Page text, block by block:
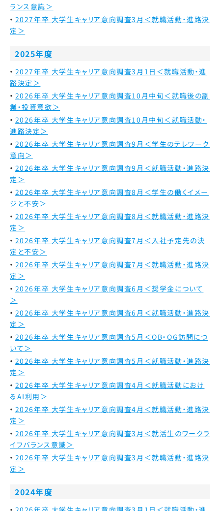
ランス意識＞
2027年卒 大学生キャリア意向調査3月＜就職活動・進路決
定＞
2025年度
2027年卒 大学生キャリア意向調査3月1日＜就職活動・進
路決定＞
2026年卒 大学生キャリア意向調査10月中旬＜就職後の副
業・投資意欲＞
2026年卒 大学生キャリア意向調査10月中旬＜就職活動・
進路決定＞
2026年卒 大学生キャリア意向調査9月＜学生のテレワーク
意向＞
2026年卒 大学生キャリア意向調査9月＜就職活動・進路決
定＞
2026年卒 大学生キャリア意向調査8月＜学生の働くイメー
ジと不安＞
2026年卒 大学生キャリア意向調査8月＜就職活動・進路決
定＞
2026年卒 大学生キャリア意向調査7月＜入社予定先の決
定と不安＞
2026年卒 大学生キャリア意向調査7月＜就職活動・進路決
定＞
2026年卒 大学生キャリア意向調査6月＜奨学金について
＞
2026年卒 大学生キャリア意向調査6月＜就職活動・進路決
定＞
2026年卒 大学生キャリア意向調査5月＜OB・OG訪問につ
いて＞
2026年卒 大学生キャリア意向調査5月＜就職活動・進路決
定＞
2026年卒 大学生キャリア意向調査4月＜就職活動におけ
るAI利用＞
2026年卒 大学生キャリア意向調査4月＜就職活動・進路決
定＞
2026年卒 大学生キャリア意向調査3月＜就活生のワークラ
イフバランス意識＞
2026年卒 大学生キャリア意向調査3月＜就職活動・進路決
定＞
2024年度